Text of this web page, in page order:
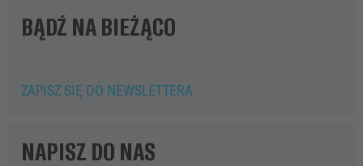
BĄDŹ NA BIEŻĄCO
ZAPISZ SIĘ DO NEWSLETTERA
NAPISZ DO NAS